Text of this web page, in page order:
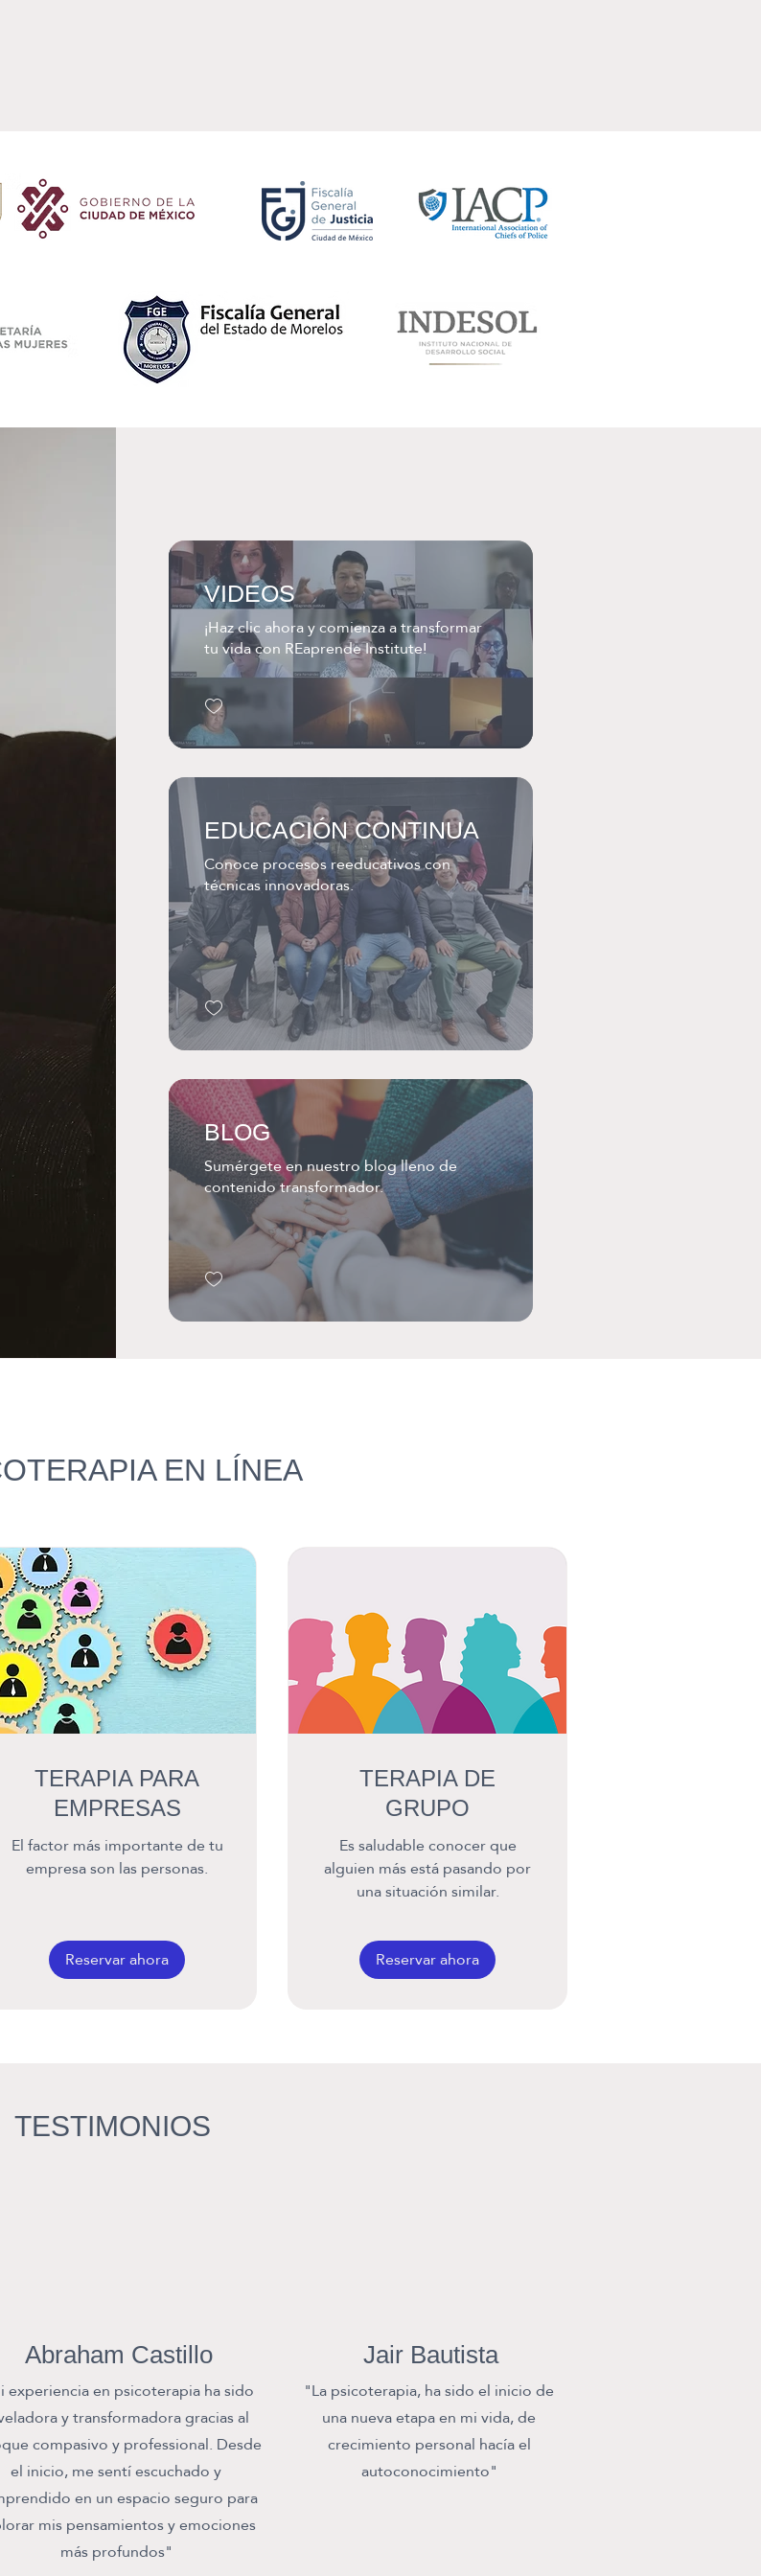
VIDEOS
¡Haz clic ahora y comienza a transformar
tu vida con REaprende Institute!
EDUCACIÓN CONTINUA
Conoce procesos reeducativos con
técnicas innovadoras.
BLOG
Sumérgete en nuestro blog lleno de
contenido transformador.
EN LÍNEA
TERAPIA PARA
EMPRESAS
El factor más importante de tu
empresa son las personas.
Reservar ahora
TERAPIA DE
GRUPO
Es saludable conocer que
alguien más está pasando por
una situación similar.
Reservar ahora
TESTIMONIOS
Abraham Castillo
experiencia en psicoterapia ha sido
y transformadora gracias al
compasivo y professional. Desde
el inicio, me sentí escuchado y
en un espacio seguro para
mis pensamientos y emociones
más profundos"
Jair Bautista
"La psicoterapia, ha sido el inicio de
una nueva etapa en mi vida, de
crecimiento personal hacía el
autoconocimiento"